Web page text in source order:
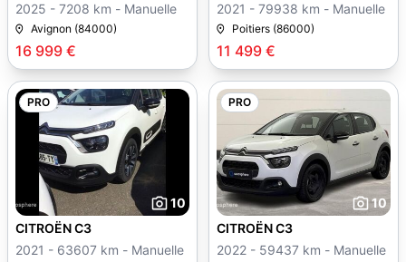
16 999 €
2025 - 7208 km - Manuelle
Avignon (84000)
11 499 €
2021 - 79938 km - Manuelle
Poitiers (86000)
PRO
10
CITROËN C3
2021 - 63607 km - Manuelle
PRO
10
CITROËN C3
2022 - 59437 km - Manuelle